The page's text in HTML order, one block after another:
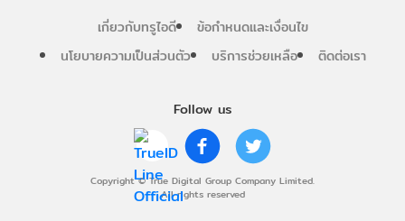
Follow us
Copyright © True Digital Group Company Limited.
All rights reserved
เกี่ยวกับทรูไอดี
ข้อกำหนดและเงื่อนไข
นโยบายความเป็นส่วนตัว
บริการช่วยเหลือ ติดต่อเรา